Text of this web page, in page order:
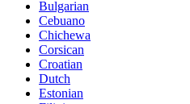
Bulgarian
Cebuano
Chichewa
Corsican
Croatian
Dutch
Estonian